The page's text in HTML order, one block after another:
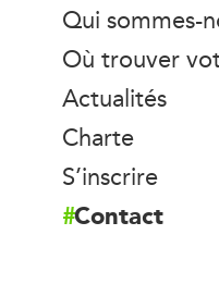
Qui sommes-
Où trouver
Actualités
Charte
S’inscrire
Contact